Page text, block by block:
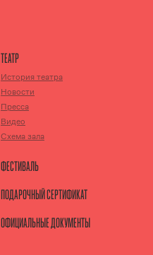
ТЕАТР
История театра
Новости
Пресса
Видео
Схема зала
ФЕСТИВАЛЬ
ПОДАРОЧНЫЙ СЕРТИФИКАТ
ОФИЦИАЛЬНЫЕ ДОКУМЕНТЫ